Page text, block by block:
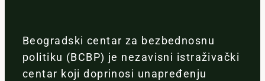
Beogradski centar za bezbednosnu
politiku (BCBP) je nezavisni istraživački
centar koji doprinosi unapređenju